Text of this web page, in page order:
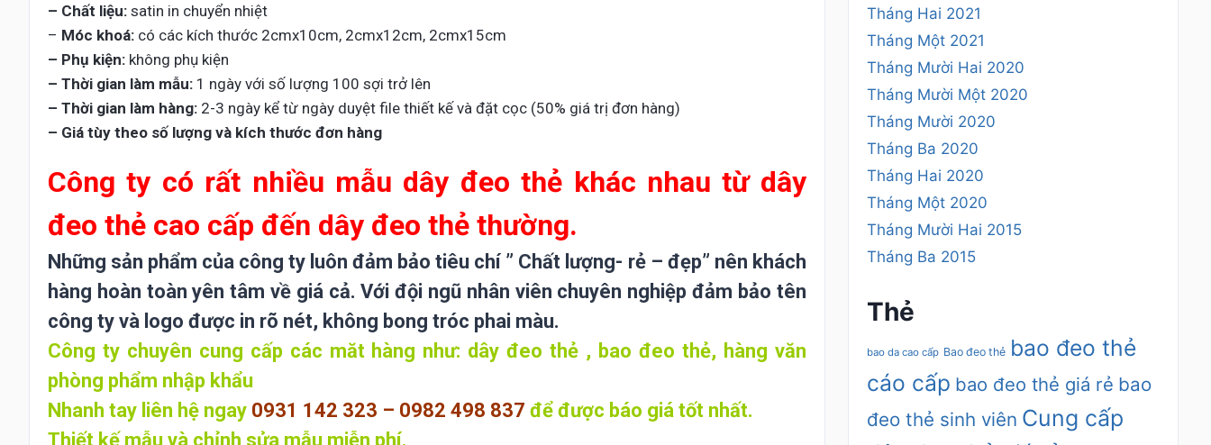
– Chất liệu: satin in chuyển nhiệt
– Móc khoá: có các kích thước 2cmx10cm, 2cmx12cm, 2cmx15cm
– Phụ kiện: không phụ kiện
– Thời gian làm mẫu: 1 ngày với số lượng 100 sợi trở lên
– Thời gian làm hàng: 2-3 ngày kể từ ngày duyệt file thiết kế và đặt cọc (50% giá trị đơn hàng)
– Giá tùy theo số lượng và kích thước đơn hàng
Công ty có rất nhiều mẫu dây đeo thẻ khác nhau từ dây
đeo thẻ cao cấp đến dây đeo thẻ thường.
Những sản phẩm của công ty luôn đảm bảo tiêu chí ” Chất lượng- rẻ – đẹp” nên khách
hàng hoàn toàn yên tâm về giá cả. Với đội ngũ nhân viên chuyên nghiệp đảm bảo tên
công ty và logo được in rõ nét, không bong tróc phai màu.
Công ty chuyên cung cấp các măt hàng như: dây đeo thẻ , bao đeo thẻ, hàng văn
phòng phẩm nhập khẩu
Nhanh tay liên hệ ngay 0931 142 323 – 0982 498 837 để được báo giá tốt nhất.
Thiết kế mẫu và chỉnh sửa mẫu miễn phí.
Tháng Hai 2021
Tháng Một 2021
Tháng Mười Hai 2020
Tháng Mười Một 2020
Tháng Mười 2020
Tháng Ba 2020
Tháng Hai 2020
Tháng Một 2020
Tháng Mười Hai 2015
Tháng Ba 2015
Thẻ
bao da cao cấp Bao đeo thẻ bao đeo thẻ
cáo cấp bao đeo thẻ giá rẻ bao
đeo thẻ sinh viên Cung cấp